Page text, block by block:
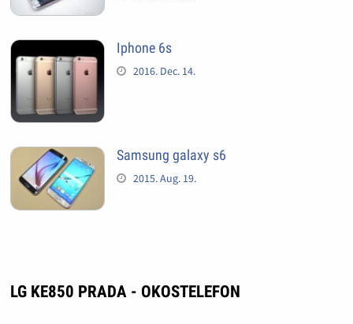
Iphone 6s
2016. Dec. 14.
Samsung galaxy s6
2015. Aug. 19.
LG KE850 PRADA - OKOSTELEFON